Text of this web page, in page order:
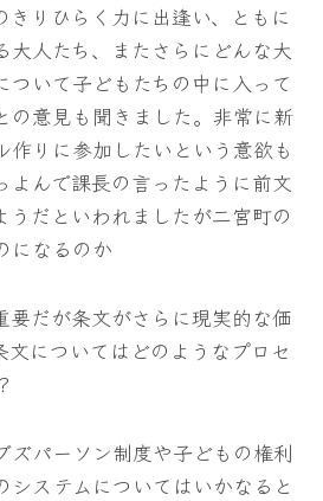
きりひらく力に出逢い、ともに
大人たち、またさらにどんな大
ついて子どもたちの中に入って
の意見も聞きました。非常に新
作りに参加したいという意欲も
よんで課長の言ったように前文
うだといわれましたが二宮町の
になるのか
要だが条文がさらに現実的な価
についてはどのようなプロセ
パーソン制度や子どもの権利
システムについてはいかなると